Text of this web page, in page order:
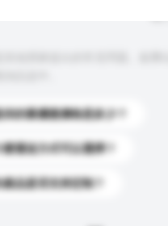
的最優惠價格是多少？
運送方式可以選擇？
品是否支持定制？